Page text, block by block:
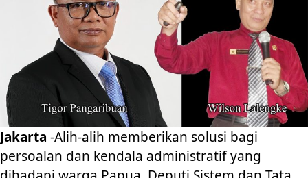
Jakarta -Alih-alih memberikan solusi bagi
persoalan dan kendala administratif yang